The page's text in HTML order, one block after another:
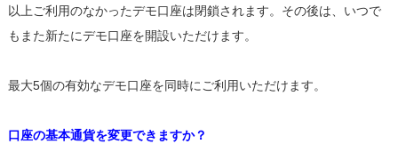
以上ご利用のなかったデモ口座は閉鎖されます。その後は、いつで
もまた新たにデモ口座を開設いただけます。
最大5個の有効なデモ口座を同時にご利用いただけます。
口座の基本通貨を変更できますか？